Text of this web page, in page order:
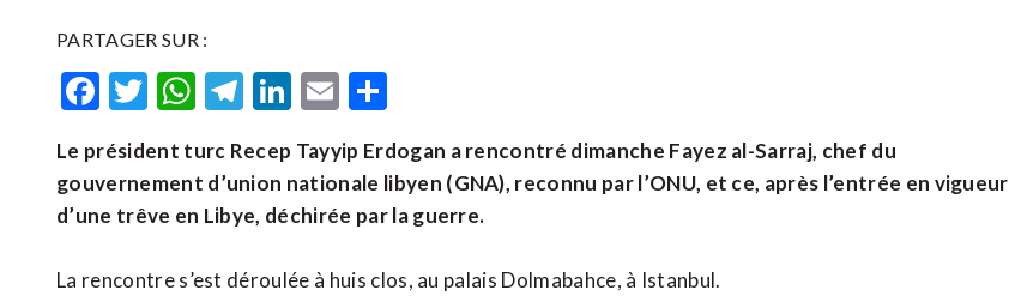
PARTAGER SUR :
Facebook
Twitter
WhatsApp
Telegram
LinkedIn
Email
Le président turc Recep Tayyip Erdogan a rencontré dimanche Fayez al-Sarraj, chef du
gouvernement d’union nationale libyen (GNA), reconnu par l’ONU, et ce, après l’entrée en vigueur
d’une trêve en Libye, déchirée par la guerre.
La rencontre s’est déroulée à huis clos, au palais Dolmabahce, à Istanbul.